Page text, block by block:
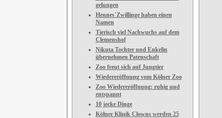
gelungen
Hennes´Zwillinge haben einen
Namen
Tierisch viel Nachwuchs auf dem
Clemenshof
Nikuta Tochter und Enkelin
übernehmen Patenschaft
Zoo freut sich auf Jungtier
Wiedereröffnung vom Kölner Zoo
Zoo Wiedereröffnung: ruhig und
entspannt
10 jecke Dinge
Kölner Klinik Clowns werden 25